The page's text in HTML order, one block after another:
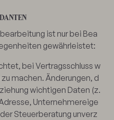
ist nur bei Bea
gewährleistet:
bei Vertragsschluss w
machen. Änderungen, d
wichtigen Daten (z.
Unternehmereige
Steuerberatung unverz